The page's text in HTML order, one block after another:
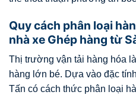
Quy cách phân loại
nhà xe Ghép hàng từ
Thị trường vận tải hàng hóa
hàng lớn bé. Dựa vào đặc
Tấn có cách thức phân loại